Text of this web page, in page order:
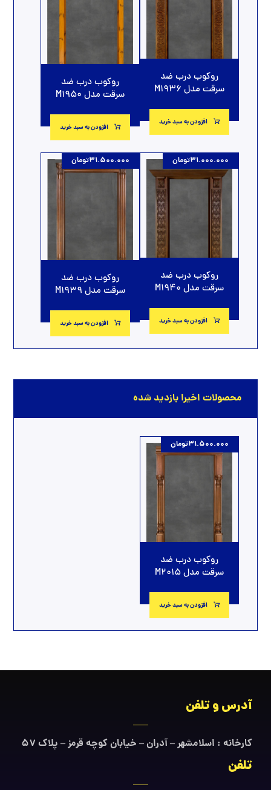
روکوب درب ضد
سرقت مدل M1936
افزودن به سبد خرید
روکوب درب ضد
سرقت مدل M1950
افزودن به سبد خرید
روکوب درب ضد
سرقت مدل M1940
31.000.000تومان
افزودن به سبد خرید
روکوب درب ضد
سرقت مدل M1939
31.500.000تومان
افزودن به سبد خرید
محصولات اخیرا بازدید شده
روکوب درب ضد
سرقت مدل M2015
31.500.000تومان
افزودن به سبد خرید
آدرس و تلفن
کارخانه : اسلامشهر – آدران – خیابان کوچه قرمز – پلاک ۵۷
تلفن